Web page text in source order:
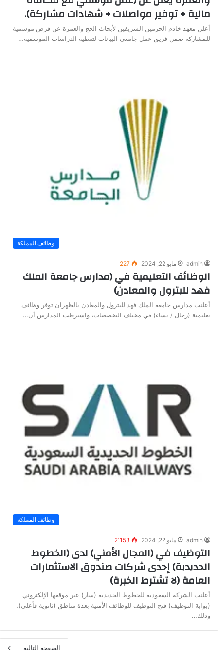
مالية + توفير مواصلات + شهادات مشاركة).
أعلن معهد خادم الحرمين الشريفين لأبحاث الحج والعمرة عن فرص موسمية
للمشاركة ضمن فريق عمل جامعي البيانات لتغطية الدراسات الموسمية…
وظائف المملكة
admin مايو 22, 2024 227
الوظائف التعليمية في (مدارس جامعة الملك
فهد للبترول والمعادن)
أعلنت مدارس جامعة الملك فهد للبترول والمعادن بالظهران توفر وظائف
تعليمية (رجال / نساء) في مختلف التخصصات، واشترطت المدارس أن…
وظائف المملكة
admin مايو 22, 2024 2٬153
التوظيف في (المجال الأمني) لدى (الخطوط
الحديدية) إحدى شركات صندوق الاستثمارات
العامة (لا تشترط الخبرة)
أعلنت الشركة السعودية للخطوط الحديدية (سار) عبر موقعها الإلكتروني
(بوابة التوظيف) فتح التوظيف للوظائف الأمنية بعدة مناطق (ثانوية فأعلى)،
وذلك…
الصفحة التالية